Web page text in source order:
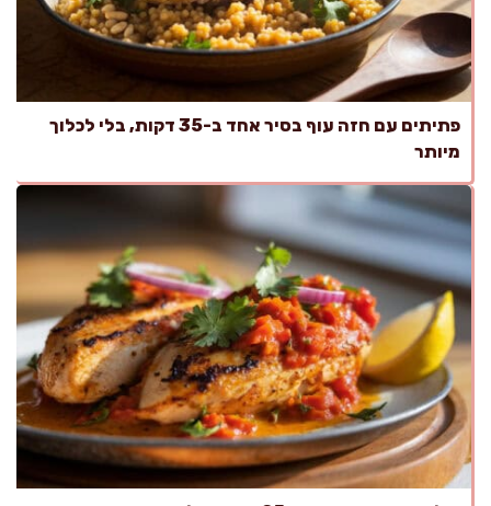
פתיתים עם חזה עוף בסיר אחד ב-35 דקות, בלי לכלוך
מיותר